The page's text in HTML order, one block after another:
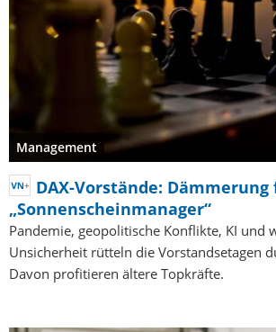
Management
DAX-Vorstände: Dämmerung
„Sonnenscheinmanager“
Pandemie, geopolitische Konflikte, KI und
Unsicherheit rütteln die Vorstandsetagen
Davon profitieren ältere Topkräfte.